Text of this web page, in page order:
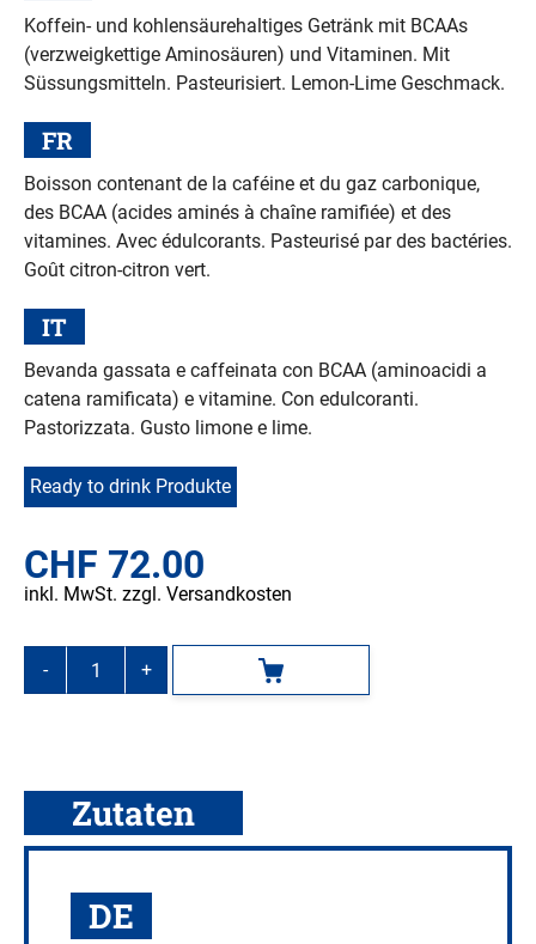
Koffein- und kohlensäurehaltiges Getränk mit BCAAs
(verzweigkettige Aminosäuren) und Vitaminen. Mit
Süssungsmitteln. Pasteurisiert. Lemon-Lime Geschmack.
FR
Boisson contenant de la caféine et du gaz carbonique,
des BCAA (acides aminés à chaîne ramifiée) et des
vitamines. Avec édulcorants. Pasteurisé par des bactéries.
Goût citron-citron vert.
IT
Bevanda gassata e caffeinata con BCAA (aminoacidi a
catena ramificata) e vitamine. Con edulcoranti.
Pastorizzata. Gusto limone e lime.
Ready to drink Produkte
CHF 72.00
inkl. MwSt. zzgl. Versandkosten
-
24
x
330
+ In den Warenkorb
Zutaten
DE